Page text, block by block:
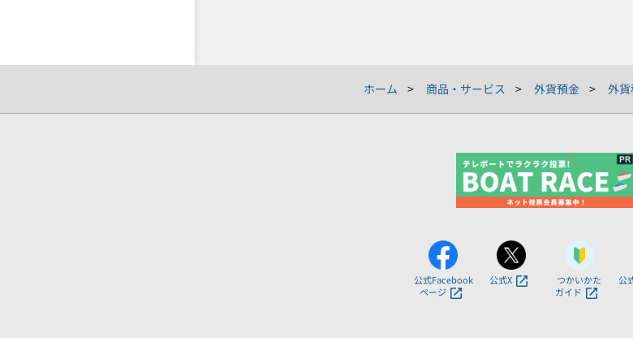
ホーム 商品・サービス 外貨預金 外
公式Facebook
ページ
公式X
つかいかた
ガイド
公